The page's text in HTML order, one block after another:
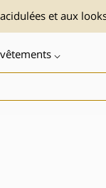
et aux
⌵